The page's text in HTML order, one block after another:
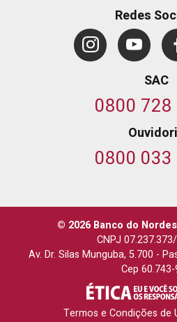
Redes
SAC
0800 728
0800 033
© 2026 Banco do
CNPJ
Av. Dr. Silas Munguba, 5.700 -
Cep
Termos e Condições de